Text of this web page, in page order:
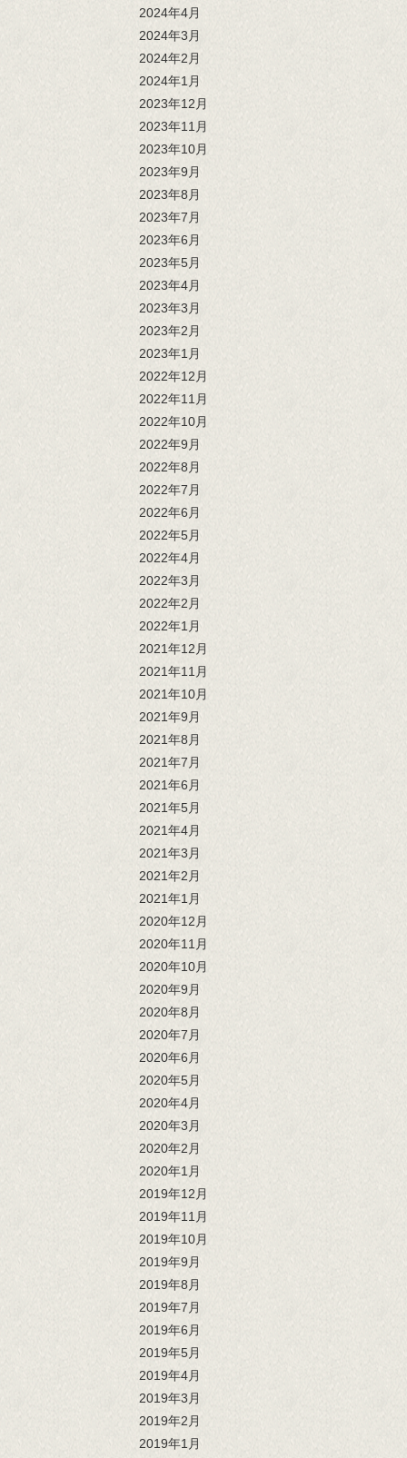
2024年4月
2024年3月
2024年2月
2024年1月
2023年12月
2023年11月
2023年10月
2023年9月
2023年8月
2023年7月
2023年6月
2023年5月
2023年4月
2023年3月
2023年2月
2023年1月
2022年12月
2022年11月
2022年10月
2022年9月
2022年8月
2022年7月
2022年6月
2022年5月
2022年4月
2022年3月
2022年2月
2022年1月
2021年12月
2021年11月
2021年10月
2021年9月
2021年8月
2021年7月
2021年6月
2021年5月
2021年4月
2021年3月
2021年2月
2021年1月
2020年12月
2020年11月
2020年10月
2020年9月
2020年8月
2020年7月
2020年6月
2020年5月
2020年4月
2020年3月
2020年2月
2020年1月
2019年12月
2019年11月
2019年10月
2019年9月
2019年8月
2019年7月
2019年6月
2019年5月
2019年4月
2019年3月
2019年2月
2019年1月